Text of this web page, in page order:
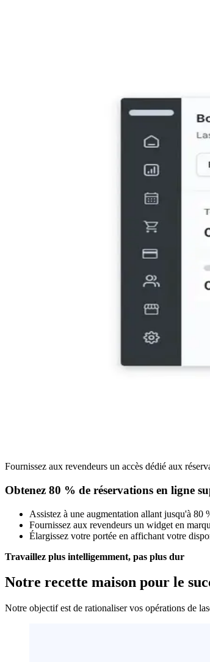
Fournissez aux revendeurs un accès dédié aux
Obtenez 80 % de réservations en ligne
Assistez à une augmentation allant jusqu'à 80
Fournissez aux revendeurs un widget en
Élargissez votre portée en affichant votre
Travaillez plus intelligemment, pas plus dur
Notre recette maison pour le
Notre objectif est de rationaliser vos opérations de